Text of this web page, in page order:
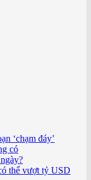
‘chạm đáy’
có
thể vượt tỷ USD